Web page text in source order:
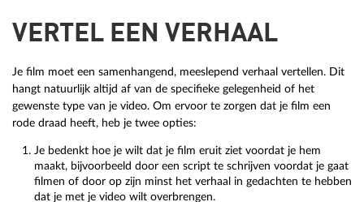
VERTEL EEN VERHAAL
Je film moet een samenhangend, meeslepend verhaal vertellen. Dit
hangt natuurlijk altijd af van de specifieke gelegenheid of het
gewenste type van je video. Om ervoor te zorgen dat je film een
rode draad heeft, heb je twee opties:
Je bedenkt hoe je wilt dat je film eruit ziet voordat je hem
maakt, bijvoorbeeld door een script te schrijven voordat je gaat
filmen of door op zijn minst het verhaal in gedachten te hebben
dat je met je video wilt overbrengen.